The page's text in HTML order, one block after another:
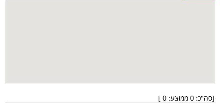
[סה"כ: 0 ממוצע: 0
]